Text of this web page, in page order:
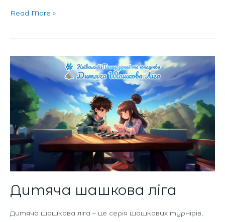
Read More »
Дитяча шашкова ліга
Дитяча шашкова ліга – це серія шашкових турнірів,
Дитяча
шашкова
ліга